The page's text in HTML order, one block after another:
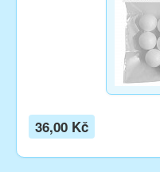
36,00 Kč